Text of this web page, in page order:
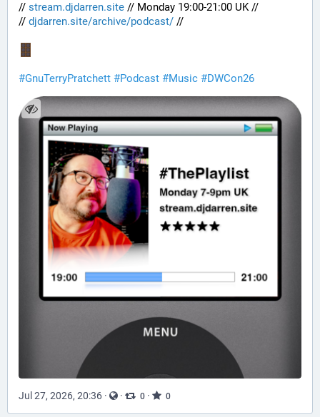
// stream.djdarren.site // Monday 19:00-21:00 UK //
// djdarren.site/archive/podcast/ //
#GnuTerryPratchett #Podcast #Music #DWCon26
Jul 27, 2026, 20:36 · · 0 · 0